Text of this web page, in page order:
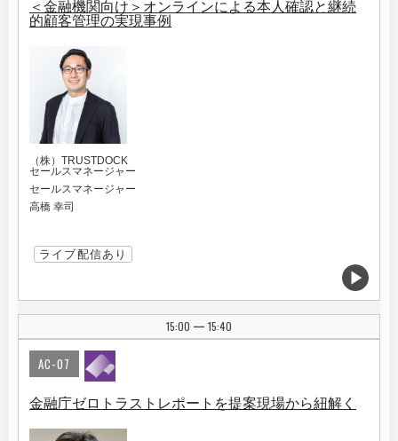
＜金融機関向け＞オンラインによる本人確認と継続
的顧客管理の実現事例
（株）TRUSTDOCK
セールスマネージャー
セールスマネージャー
高橋 幸司
ライブ配信あり
15:00 | 15:40
AC-07
金融庁ゼロトラストレポートを提案現場から紐解く